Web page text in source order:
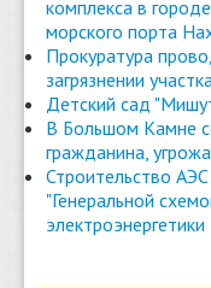
комплекса в
морского порта
Прокуратура
загрязнении
Детский сад
В Большом Камне
гражданина,
Строительство
"Генеральной